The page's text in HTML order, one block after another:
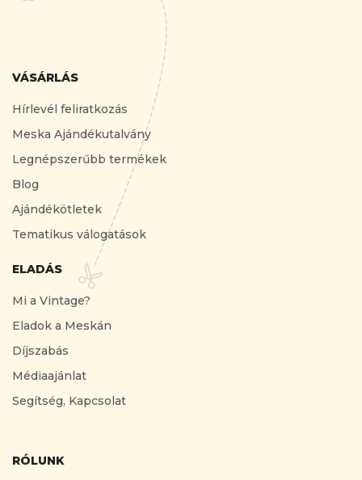
VÁSÁRLÁS
Hírlevél feliratkozás
Meska Ajándékutalvány
Legnépszerűbb termékek
Blog
Ajándékötletek
Tematikus válogatások
ELADÁS
Mi a Vintage?
Eladok a Meskán
Díjszabás
Médiaajánlat
Segítség, Kapcsolat
RÓLUNK